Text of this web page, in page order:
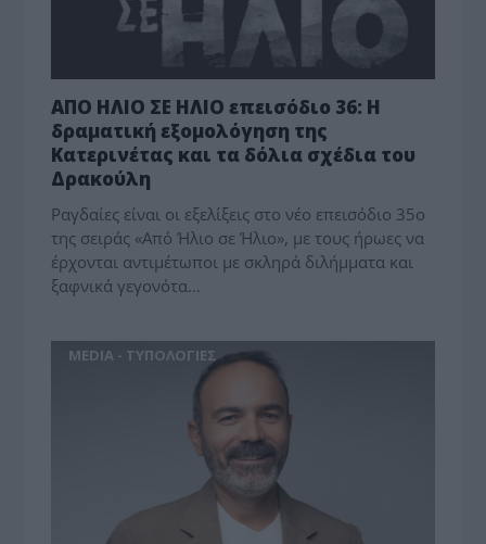
ΑΠΟ ΗΛΙΟ ΣΕ ΗΛΙΟ επεισόδιο 36: Η
δραματική εξομολόγηση της
Κατερινέτας και τα δόλια σχέδια του
Δρακούλη
Ραγδαίες είναι οι εξελίξεις στο νέο επεισόδιο 35ο
της σειράς «Από Ήλιο σε Ήλιο», με τους ήρωες να
έρχονται αντιμέτωποι με σκληρά διλήμματα και
ξαφνικά γεγονότα…
MEDIA - ΤΥΠΟΛΟΓΙΕΣ